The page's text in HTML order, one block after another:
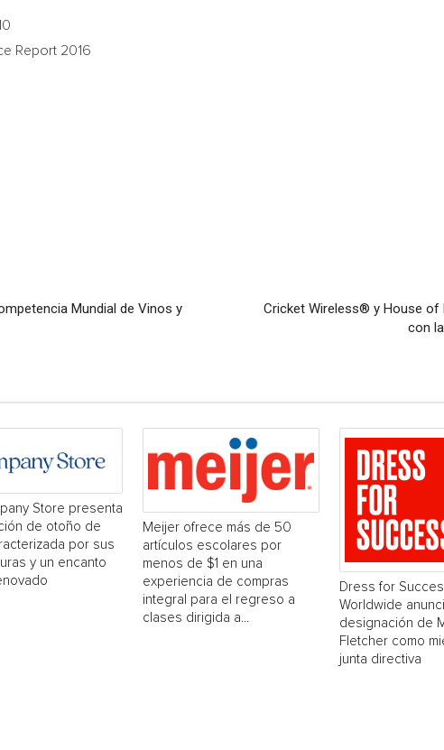
Report 2016
Mundial de Vinos y
Cricket Wireless® y House of
con
Store presenta
de otoño de
por sus
y un encanto
Meijer ofrece más de 50
artículos escolares por
menos de $1 en una
experiencia de compras
integral para el regreso a
clases dirigida a...
Dress for
Worldwide
designación de
Fletcher como
junta directiva